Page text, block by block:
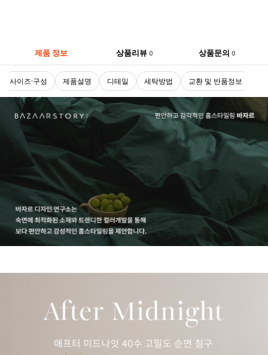
제품 정보 상품리뷰 0 상품문의0
사이즈·구성 제품설명 디테일 세탁방법 교환 및 반품정보